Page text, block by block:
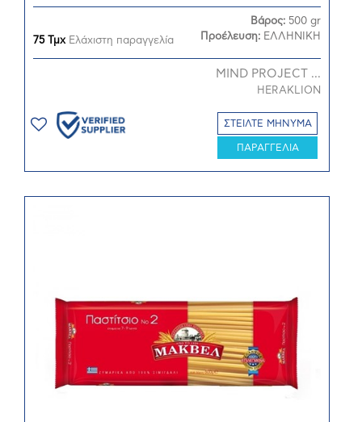
75 ΤμχΕλάχιστη παραγγελία
Βάρος: 500 gr
Προέλευση: ΕΛΛΗΝΙΚΗ
MIND PROJECT ...
HERAKLION
ΣΤΕΙΛΤΕ ΜΗΝΥΜΑ
ΠΑΡΑΓΓΕΛΙΑ